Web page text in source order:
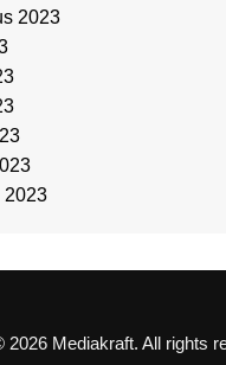
2023
2023
2026 Mediakraft. All rights